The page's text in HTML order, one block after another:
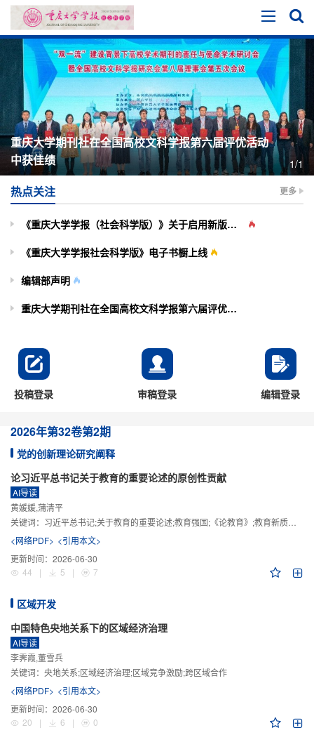
重庆大学期刊社在全国高校文科学报第六届评优活动
中获佳绩
1/1
热点关注 更多
《重庆大学学报（社会科学版）》关于启用新版投审稿系统的通知
《重庆大学学报社会科学版》电子书橱上线
编辑部声明
重庆大学期刊社在全国高校文科学报第六届评优活动中获佳绩
投稿登录 审稿登录 编辑登录
2026年第32卷第2期
党的创新理论研究阐释
论习近平总书记关于教育的重要论述的原创性贡献
AI导读
黄媛媛,蒲清平
关键词： 习近平总书记;关于教育的重要论述;教育强国;《论教育》;教育新质生产力;教育人工智能
<网络PDF> <引用本文>
更新时间： 2026-06-30
44
| 5 | 7
区域开发
中国特色央地关系下的区域经济治理
AI导读
李霁霞,董雪兵
关键词： 央地关系;区域经济治理;区域竞争激励;跨区域合作
<网络PDF> <引用本文>
更新时间： 2026-06-30
20
| 6 | 0